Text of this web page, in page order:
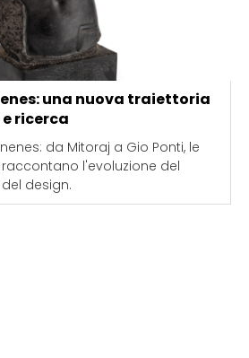
una nuova traiettoria
ricerca
da Mitoraj a Gio Ponti, le
l'evoluzione del
design.